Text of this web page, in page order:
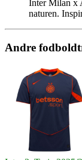
Inter Milan x
naturen.
Andre